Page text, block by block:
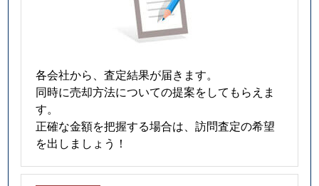
各会社から、査定結果が届きます。
同時に売却方法についての提案をしてもらえま
す。
正確な金額を把握する場合は、訪問査定の希望
を出しましょう！